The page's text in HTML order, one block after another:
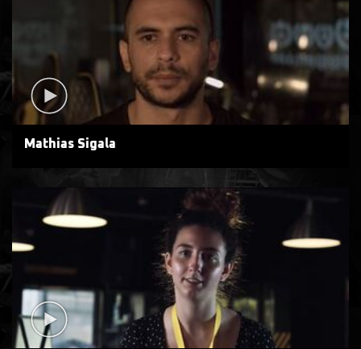
Mathias Sigala